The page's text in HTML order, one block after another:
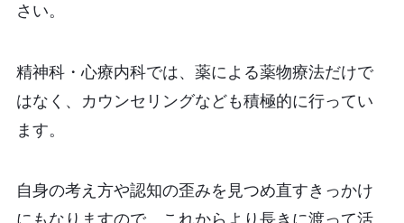
さい。
精神科・心療内科では、薬による薬物療法だけで
はなく、カウンセリングなども積極的に行ってい
ます。
自身の考え方や認知の歪みを見つめ直すきっかけ